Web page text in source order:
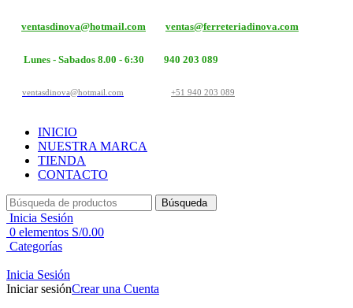
ventasdinova@hotmail.com ventas@ferreteriadinova.com
Lunes - Sabados 8.00 - 6:30 940 203 089
ventasdinova@hotmail.com +51 940 203 089
INICIO
NUESTRA MARCA
TIENDA
CONTACTO
Búsqueda
Inicia Sesión
0 elementos S/0.00
Categorías
Inicia Sesión
Iniciar sesiónCrear una Cuenta